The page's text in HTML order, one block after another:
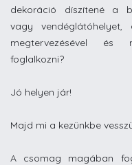
dekoráció díszítené a
vagy
megtervezésével és
foglalkozni?
Jó helyen jár!
Majd mi a kezünkbe
A csomag magában